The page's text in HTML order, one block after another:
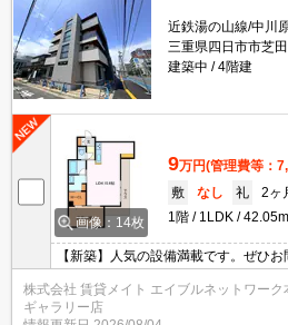
近鉄湯の山線/中川
三重県四日市市芝
建築中
4階建
画像：14枚
9万円(管理費等：
敷
なし 礼
2ヶ
1階
1LDK
【新築】人気の設備満載です。ぜひ
ロック付きのマンションで新生活を
はお問い合わせください。
株式会社 賃貸メイト エイブルネットワーク
ギャラリー店